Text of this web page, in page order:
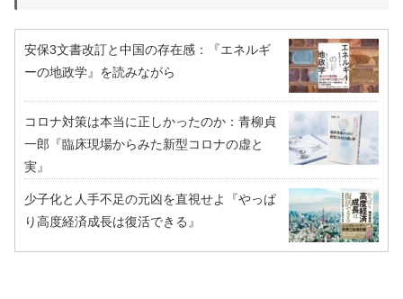
安保3文書改訂と中国の存在感：『エネルギ
ーの地政学』を読みながら
コロナ対策は本当に正しかったのか：青柳貞
一郎『臨床現場からみた新型コロナの虚と
実』
少子化と人手不足の元凶を直視せよ『やっぱ
り高度経済成長は復活できる』